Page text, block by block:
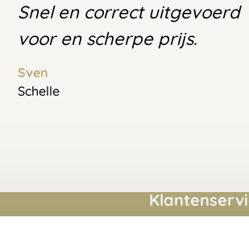
Snel en correct uitgevoerd
voor en scherpe prijs.
Sven
Schelle